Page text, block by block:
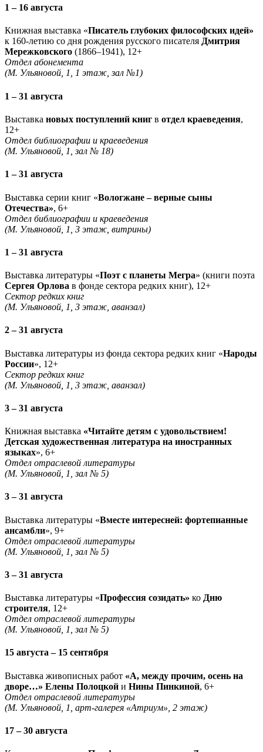
1 – 16 августа
Книжная выставка «Писатель глубоких философских идей»
к 160-летию со дня рождения русского писателя Дмитрия
Мережковского (1866–1941), 12+
Отдел абонемента
(М. Ульяновой, 1, 1 этаж, зал №1)
1 – 31 августа
Выставка новых поступлений книг в отдел краеведения,
12+
Отдел библиографии и краеведения
(М. Ульяновой, 1, зал № 18)
1 – 31 августа
Выставка серии книг «Вологжане – верные сыны
Отечества», 6+
Отдел библиографии и краеведения
(М. Ульяновой, 1, 3 этаж, витрины)
1 – 31 августа
Выставка литературы «Поэт с планеты Мегра» (книги поэта
Сергея Орлова в фонде сектора редких книг), 12+
Сектор редких книг
(М. Ульяновой, 1, 3 этаж, аванзал)
2 – 31 августа
Выставка литературы из фонда сектора редких книг «Народы
России», 12+
Сектор редких книг
(М. Ульяновой, 1, 3 этаж, аванзал)
3 – 31 августа
Книжная выставка «Читайте детям с удовольствием!
Детская художественная литература на иностранных
языках», 6+
Отдел отраслевой литературы
(М. Ульяновой, 1, зал № 5)
3 – 31 августа
Выставка литературы «Вместе интересней: фортепианные
ансамбли», 9+
Отдел отраслевой литературы
(М. Ульяновой, 1, зал № 5)
3 – 31 августа
Выставка литературы «Профессия созидать» ко Дню
строителя, 12+
Отдел отраслевой литературы
(М. Ульяновой, 1, зал № 5)
15 августа – 15 сентября
Выставка живописных работ «А, между прочим, осень на
дворе…» Елены Полоцкой и Нины Пинкиной, 6+
Отдел отраслевой литературы
(М. Ульяновой, 1, арт-галерея «Атриум», 2 этаж)
17 – 30 августа